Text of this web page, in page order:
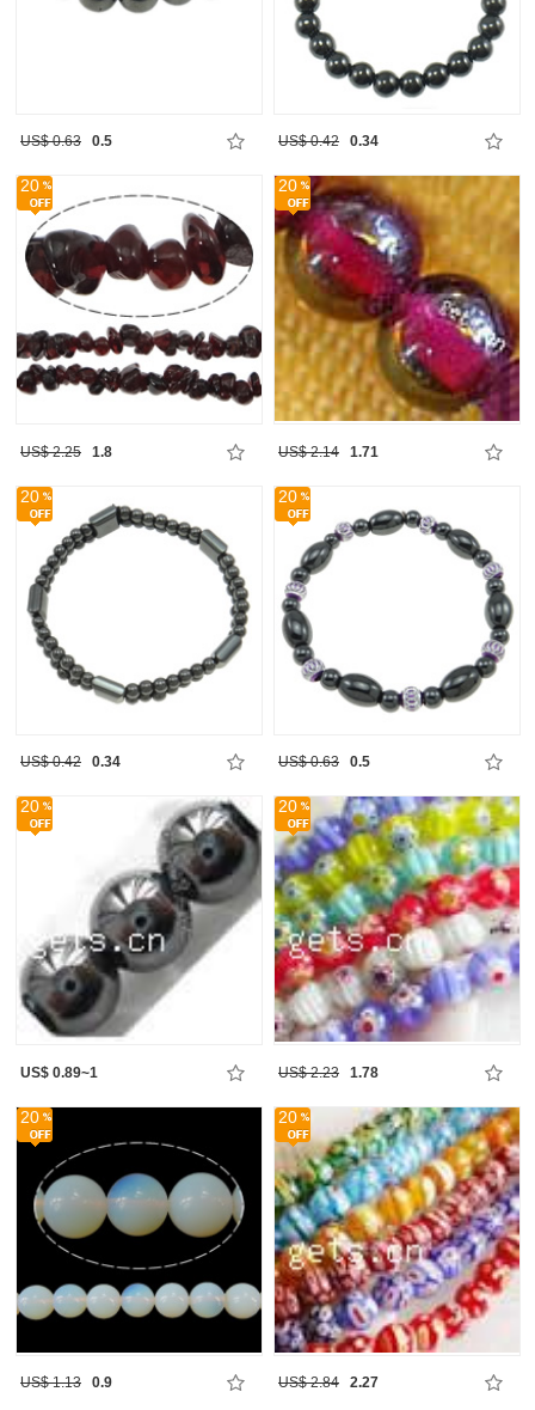
US$ 0.63 0.5 US$ 0.42 0.34
20
US$ 2.25 1.8
20
US$ 2.14 1.71
20
US$ 0.42 0.34
20
US$ 0.63 0.5
20
US$ 0.89~1
20
US$ 2.23 1.78
20
US$ 1.13 0.9
20
US$ 2.84 2.27